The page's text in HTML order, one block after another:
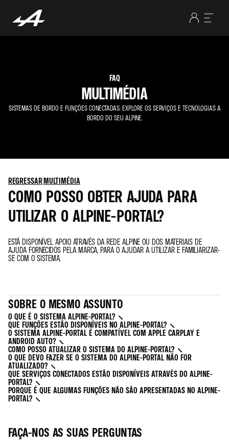
FAQ
MULTIMÉDIA
SISTEMAS DE BORDO E FUNÇÕES CONECTADAS: EXPLORE OS SERVIÇOS E TECNOLOGIAS A
BORDO DO SEU ALPINE.
REGRESSARMULTIMÉDIA
COMO POSSO OBTER AJUDA PARA
UTILIZAR O ALPINE-PORTAL?
ESTÁ DISPONÍVEL APOIO ATRAVÉS DA REDE ALPINE OU DOS MATERIAIS DE
AJUDA FORNECIDOS PELA MARCA, PARA O AJUDAR A UTILIZAR E FAMILIARIZAR-
SE COM O SISTEMA.
SOBRE O MESMO ASSUNTO
O QUE É O SISTEMA ALPINE-PORTAL?
QUE FUNÇÕES ESTÃO DISPONÍVEIS NO ALPINE-PORTAL?
O SISTEMA ALPINE-PORTAL É COMPATÍVEL COM APPLE CARPLAY E
ANDROID AUTO?
COMO POSSO ATUALIZAR O SISTEMA DO ALPINE-PORTAL?
O QUE DEVO FAZER SE O SISTEMA DO ALPINE-PORTAL NÃO FOR
ATUALIZADO?
QUE SERVIÇOS CONECTADOS ESTÃO DISPONÍVEIS ATRAVÉS DO ALPINE-
PORTAL?
PORQUE É QUE ALGUMAS FUNÇÕES NÃO SÃO APRESENTADAS NO ALPINE-
PORTAL?
FAÇA-NOS AS SUAS PERGUNTAS